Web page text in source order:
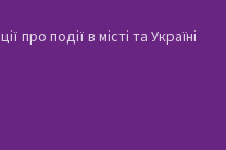
події в місті та Україні